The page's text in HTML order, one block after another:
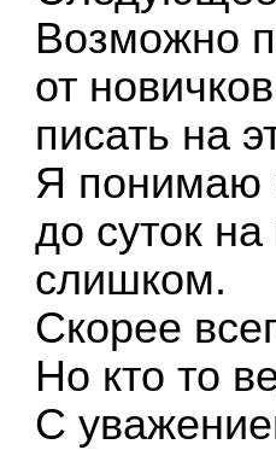
Возможно
от
писать на
Я понимаю
до суток
слишком.
Скорее
Но кто то
С